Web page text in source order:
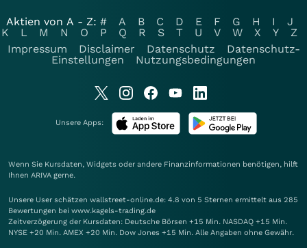
Aktien von A - Z: # A B C D E F G H I
J
K
L M N O P Q R S T U V W X Y
Z
Impressum
Disclaimer Datenschutz
Datenschutz-
Einstellungen
Nutzungsbedingungen
Unsere Apps:
Wenn Sie Kursdaten, Widgets oder andere Finanzinformationen benötigen, hilft
Ihnen ARIVA gerne.
Unsere User schätzen wallstreet-online.de: 4.8 von 5 Sternen ermittelt aus 285
Bewertungen bei www.kagels-trading.de
Zeitverzögerung der Kursdaten: Deutsche Börsen +15 Min. NASDAQ +15 Min.
NYSE +20 Min. AMEX +20 Min. Dow Jones +15 Min. Alle Angaben ohne Gewähr.